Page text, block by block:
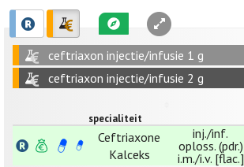
ceftriaxon injectie/infusie 1 g
ceftriaxon injectie/infusie 2 g
specialiteit
Ceftriaxone
Kalceks
inj./inf.
oploss. (pdr.)
i.m./i.v. [flac.]